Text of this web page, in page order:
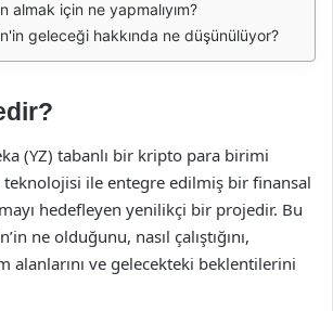
almak için ne yapmalıyım?
geleceği hakkında ne düşünülüyor?
(YZ) tabanlı bir kripto para birimi
ile entegre edilmiş bir finansal
hedefleyen yenilikçi bir projedir. Bu
ne olduğunu, nasıl çalıştığını,
alanlarını ve gelecekteki beklentilerini